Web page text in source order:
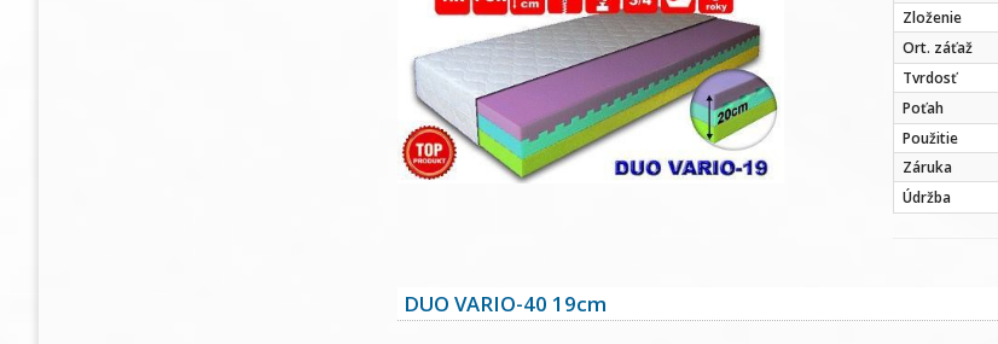
Zloženie
Ort. záťaž
Tvrdosť
Poťah
Použitie
Záruka
Údržba
DUO VARIO-40 19cm